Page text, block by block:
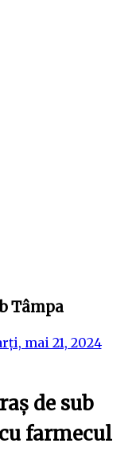
Tâmpa
mai 21, 2024
de sub
farmecul